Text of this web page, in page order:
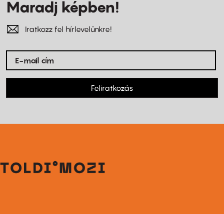
Maradj képben!
Iratkozz fel hírlevelünkre!
Feliratkozás